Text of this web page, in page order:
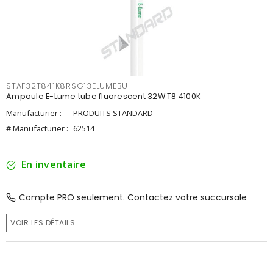
STAF32T841K8RSG13ELUMEBU
Ampoule E-Lume tube fluorescent 32W T8 4100K
Manufacturier :
PRODUITS STANDARD
# Manufacturier : 62514
En inventaire
Compte PRO seulement. Contactez votre succursale
VOIR LES DÉTAILS